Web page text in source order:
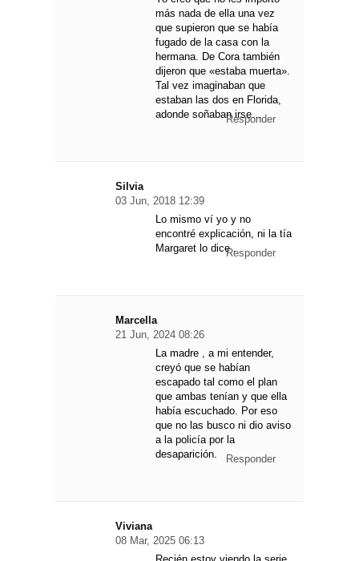
más nada de ella una vez
que supieron que se había
fugado de la casa con la
hermana. De Cora también
dijeron que «estaba muerta».
Tal vez imaginaban que
estaban las dos en Florida,
adonde soñaban irse…
Responder
Silvia
03 Jun, 2018 12:39
Lo mismo ví yo y no
encontré explicación, ni la tía
Margaret lo dice .Responder
Marcella
21 Jun, 2024 08:26
La madre , a mi entender,
creyó que se habían
escapado tal como el plan
que ambas tenían y que ella
había escuchado. Por eso
que no las busco ni dio aviso
a la policía por la
desaparición.
Responder
Viviana
08 Mar, 2025 06:13